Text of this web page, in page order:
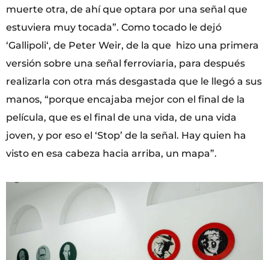
muerte otra, de ahí que optara por una señal que
estuviera muy tocada”. Como tocado le dejó
‘Gallipoli‘, de Peter Weir, de la que hizo una primera
versión sobre una señal ferroviaria, para después
realizarla con otra más desgastada que le llegó a sus
manos, “porque encajaba mejor con el final de la
película, que es el final de una vida, de una vida
joven, y por eso el ‘Stop’ de la señal. Hay quien ha
visto en esa cabeza hacia arriba, un mapa”.